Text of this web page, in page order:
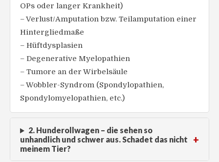
OPs oder langer Krankheit)
– Verlust/Amputation bzw. Teilamputation einer
Hintergliedmaße
– Hüftdysplasien
– Degenerative Myelopathien
– Tumore an der Wirbelsäule
– Wobbler-Syndrom (Spondylopathien,
Spondylomyelopathien, etc.)
2. Hunderollwagen – die sehen so
unhandlich und schwer aus. Schadet das nicht
meinem Tier?